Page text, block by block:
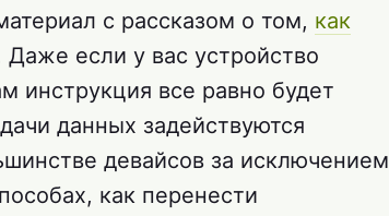
с рассказом о том, как
Даже если у вас устройство
инструкция все равно будет
данных задействуются
девайсов за исключением
как перенести